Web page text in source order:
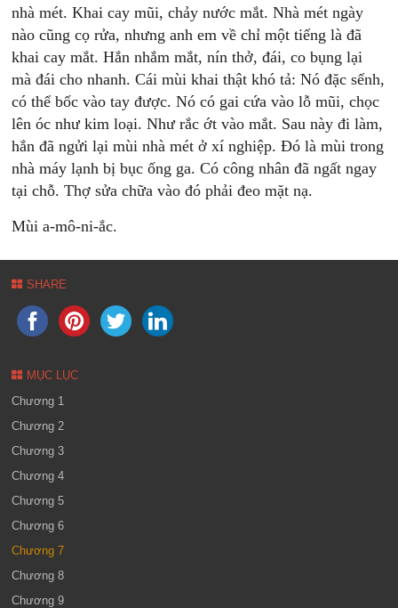
nhà mét. Khai cay mũi, chảy nước mắt. Nhà mét ngày
nào cũng cọ rửa, nhưng anh em về chỉ một tiếng là đã
khai cay mắt. Hắn nhắm mắt, nín thở, đái, co bụng lại
mà đái cho nhanh. Cái mùi khai thật khó tả: Nó đặc sếnh,
có thể bốc vào tay được. Nó có gai cứa vào lỗ mũi, chọc
lên óc như kim loại. Như rắc ớt vào mắt. Sau này đi làm,
hắn đã ngửi lại mùi nhà mét ở xí nghiệp. Đó là mùi trong
nhà máy lạnh bị bục ống ga. Có công nhân đã ngất ngay
tại chỗ. Thợ sửa chữa vào đó phải đeo mặt nạ.
Mùi a-mô-ni-ắc.
SHARE
MỤC LỤC
Chương 1
Chương 2
Chương 3
Chương 4
Chương 5
Chương 6
Chương 7
Chương 8
Chương 9